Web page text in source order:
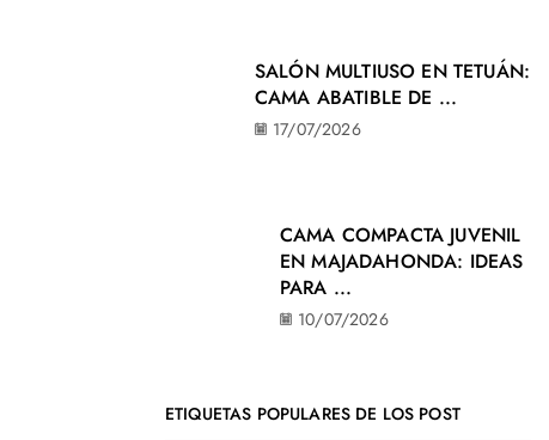
SALÓN MULTIUSO EN TETUÁN:
CAMA ABATIBLE DE ...
17/07/2026
CAMA COMPACTA JUVENIL
EN MAJADAHONDA: IDEAS
PARA ...
10/07/2026
ETIQUETAS POPULARES DE LOS POST